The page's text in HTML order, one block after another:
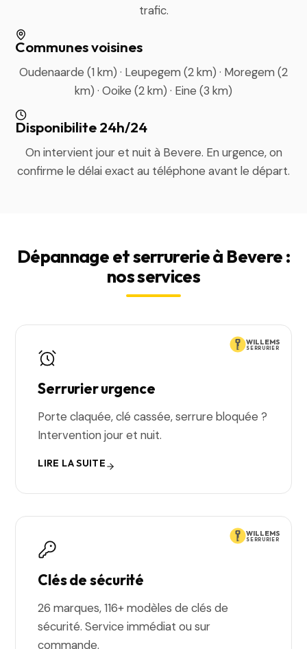
trafic.
Communes voisines
Oudenaarde (1 km) · Leupegem (2 km) · Moregem (2
km) · Ooike (2 km) · Eine (3 km)
Disponibilite 24h/24
On intervient jour et nuit à Bevere. En urgence, on
confirme le délai exact au téléphone avant le départ.
Dépannage et serrurerie à Bevere :
nos services
WILLEMS
SERRURIER
Serrurier urgence
Porte claquée, clé cassée, serrure bloquée ?
Intervention jour et nuit.
LIRE LA SUITE
WILLEMS
SERRURIER
Clés de sécurité
26 marques, 116+ modèles de clés de
sécurité. Service immédiat ou sur
commande.